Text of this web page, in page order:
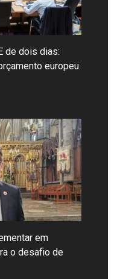
de dois dias:
europeu
em
o desafio de